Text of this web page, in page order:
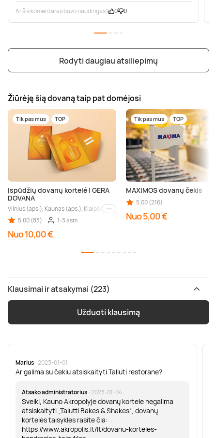
Ar šis komentaras buvo naudingas? 0 0
Rodyti daugiau atsiliepimų
Žiūrėję šią dovaną taip pat domėjosi
Tik pas mus TOP
Įspūdžių dovanų kortelė | GERA
DOVANA
Vilnius (aps.), Kaunas (aps.), Klaipėda (aps.), Palanga (aps.), Nida (aps.),
Kiti miestai
5,00 (83)
1-3 asm.
Nuo 10,00 €
Tik pas mus TOP
MAXIMOS dovanų čekis
5,00 (216)
Nuo 5,00 €
Klausimai ir atsakymai (223)
Užduoti klausimą
Marius · 2023-01-01
Ar galima su čekiu atsiskaityti Talluti restorane?
Atsako administratorius · 2023-01-04
Sveiki, Kauno Akropolyje dovanų kortele negalima
atsiskaityti „Talutti Bakes & Shakes“, dovanų
kortelės taisykles rasite čia:
https://www.akropolis.lt/lt/dovanu-korteles-